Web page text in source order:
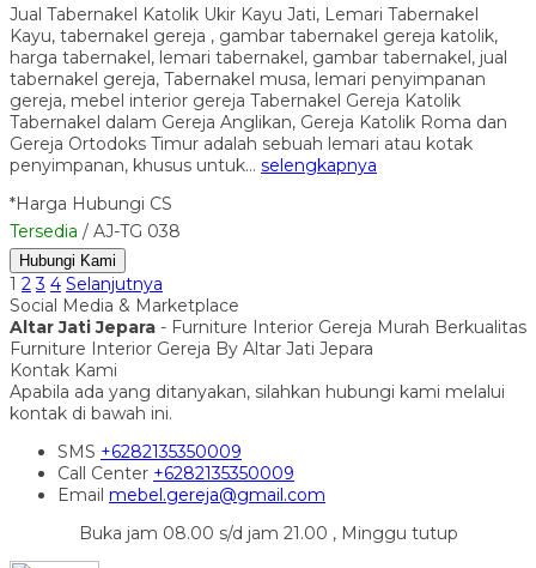
Jual Tabernakel Katolik Ukir Kayu Jati, Lemari Tabernakel
Kayu, tabernakel gereja , gambar tabernakel gereja katolik,
harga tabernakel, lemari tabernakel, gambar tabernakel, jual
tabernakel gereja, Tabernakel musa, lemari penyimpanan
gereja, mebel interior gereja Tabernakel Gereja Katolik
Tabernakel dalam Gereja Anglikan, Gereja Katolik Roma dan
Gereja Ortodoks Timur adalah sebuah lemari atau kotak
penyimpanan, khusus untuk… selengkapnya
*Harga Hubungi CS
Tersedia / AJ-TG 038
Hubungi Kami
1 2 3 4 Selanjutnya
Social Media & Marketplace
Altar Jati Jepara - Furniture Interior Gereja Murah Berkualitas
Furniture Interior Gereja By Altar Jati Jepara
Kontak Kami
Apabila ada yang ditanyakan, silahkan hubungi kami melalui
kontak di bawah ini.
SMS +6282135350009
Call Center +6282135350009
Email mebel.gereja@gmail.com
Buka jam 08.00 s/d jam 21.00 , Minggu tutup